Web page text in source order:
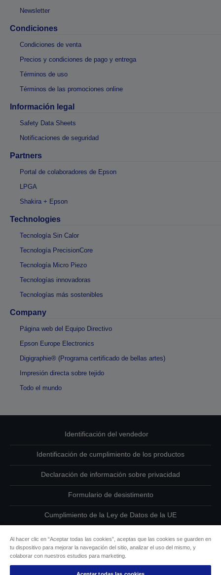
Newsletter
Condiciones
Condiciones de venta
Precios y condiciones de pago y entrega
Términos de uso
Términos de las promociones online
Información legal
Safety Data Sheets
Notificaciones de seguridad
Partners
Portal de colaboradores de Epson
LPGA
Shakira + Epson
Technologies
Tecnología Sin Calor
Tecnología PrecisionCore
Tecnología Micro Piezo
Tecnologías innovadoras
Tecnologías más sostenibles
Company
Página web del Equipo Directivo
Epson Europe Electronics
Digigraphie® (Programa certificado de bellas artes)
Impresión directa sobre tejido
Todo el mundo
Identificación del vendedor
Identificación de cumplimiento de los productos
Declaración de información sobre privacidad
Formulario de desistimento
Cumplimiento de la Ley de Datos de la UE
Información sobre cookies
Al hacer clic en “Aceptar todas las cookies”, aceptas que las cookies se guarden en
tu dispositivo para mejorar la navegación del sitio, analizar el uso del mismo, y
colaborar con nuestros estudios para marketing.